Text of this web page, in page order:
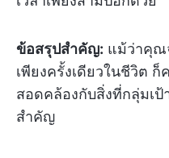
ข้อสรุปสำคัญ: แม้ว่าคุ
เพียงครั้งเดียวในชีวิต
สอดคล้องกับสิ่งที่กลุ่มเ
สำคัญ